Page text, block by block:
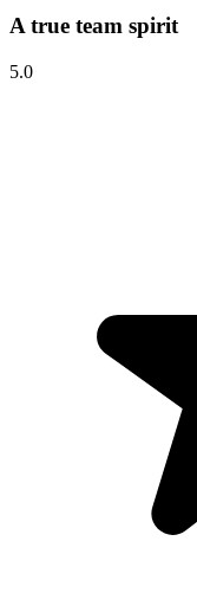
A true team spirit
5.0